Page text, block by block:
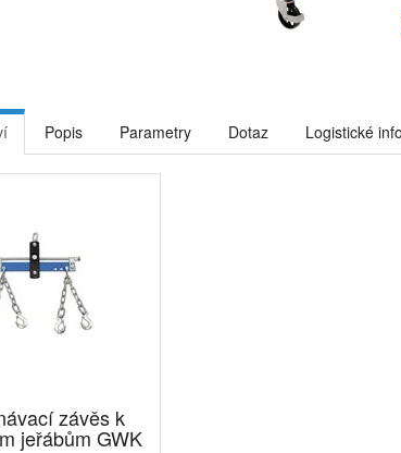
Popis Parametry Dotaz Logistické
závěs k
jeřábům GWK